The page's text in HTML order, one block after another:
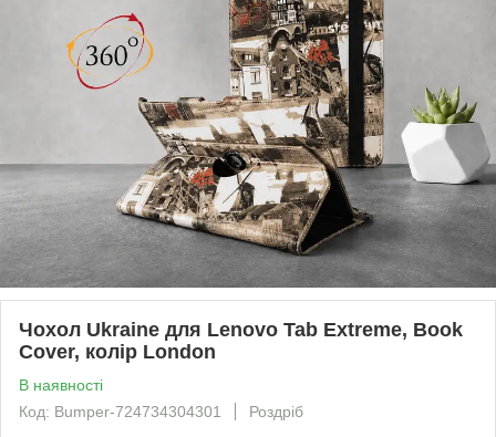
Чохол Ukraine для Lenovo Tab Extreme, Book
Cover, колір London
В наявності
Код: Bumper-724734304301
Роздріб